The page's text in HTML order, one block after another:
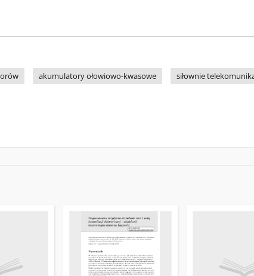
akumulatory ołowiowo-kwasowe siłownie